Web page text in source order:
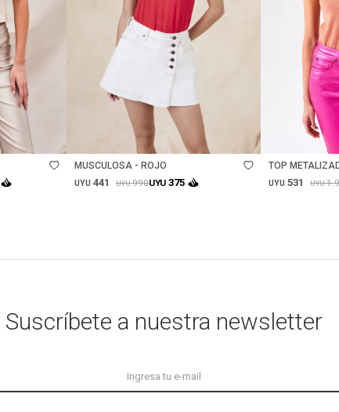
MUSCULOSA - ROJO
UYU 441 UYU990UYU 375
Talle
TOP
UYU 531 UYU
Suscríbete a nuestra newsletter